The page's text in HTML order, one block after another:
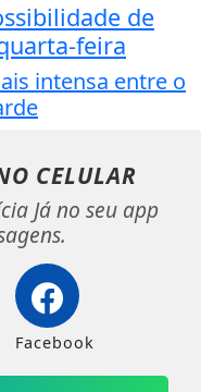
de
feira
intensa entre o
CELULAR
Já no seu app
Facebook